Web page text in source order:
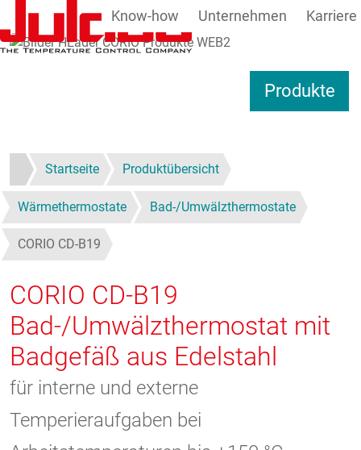
Direkt zum Inhalt
Produkte
Know-how Unternehmen Karriere
Startseite Produktübersicht
Wärmethermostate Bad-/Umwälzthermostate
CORIO CD-B19
CORIO CD-B19
Bad-/Umwälzthermostat mit
Badgefäß aus Edelstahl
für interne und externe
Temperieraufgaben bei